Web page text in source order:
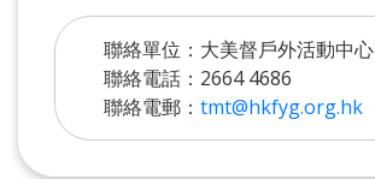
聯絡單位：大美督戶外活動中心
聯絡電話：2664 4686
聯絡電郵： tmt@hkfyg.org.hk